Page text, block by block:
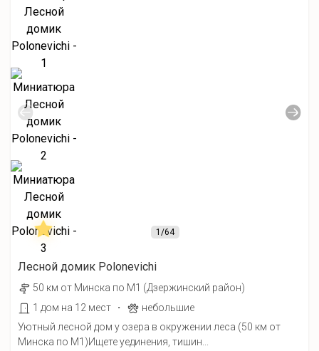
1/64
Лесной домик Polonevichi
50 км от Минска по М1 (Дзержинский район)
1 дом на 12 мест
·
небольшие
Уютный лесной дом у озера в окружении леса (50 км от
Минска по М1) ​Ищете уединения, тишин...